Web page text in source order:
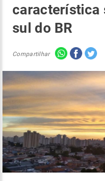
característica
sul do BR
Compartilhar